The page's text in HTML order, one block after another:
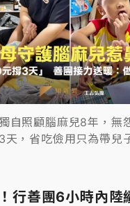
自照顧腦麻兒8年，無
天，省吃儉用只為帶兒
行善團6小時內陸